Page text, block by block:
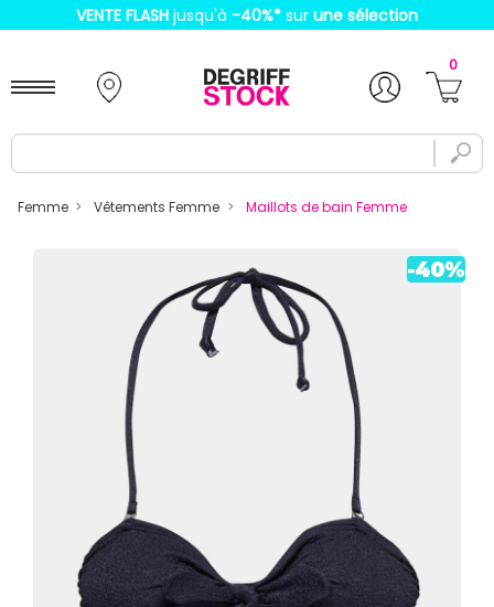
VENTE FLASH jusqu'à -40%* sur une sélection
0
Femme Vêtements Femme Maillots de bain Femme